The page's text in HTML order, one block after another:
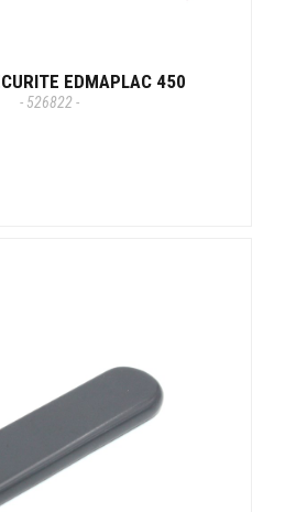
EDMAPLAC 450
- 526822 -